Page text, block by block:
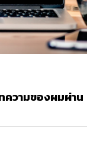
ความของผมผ่าน